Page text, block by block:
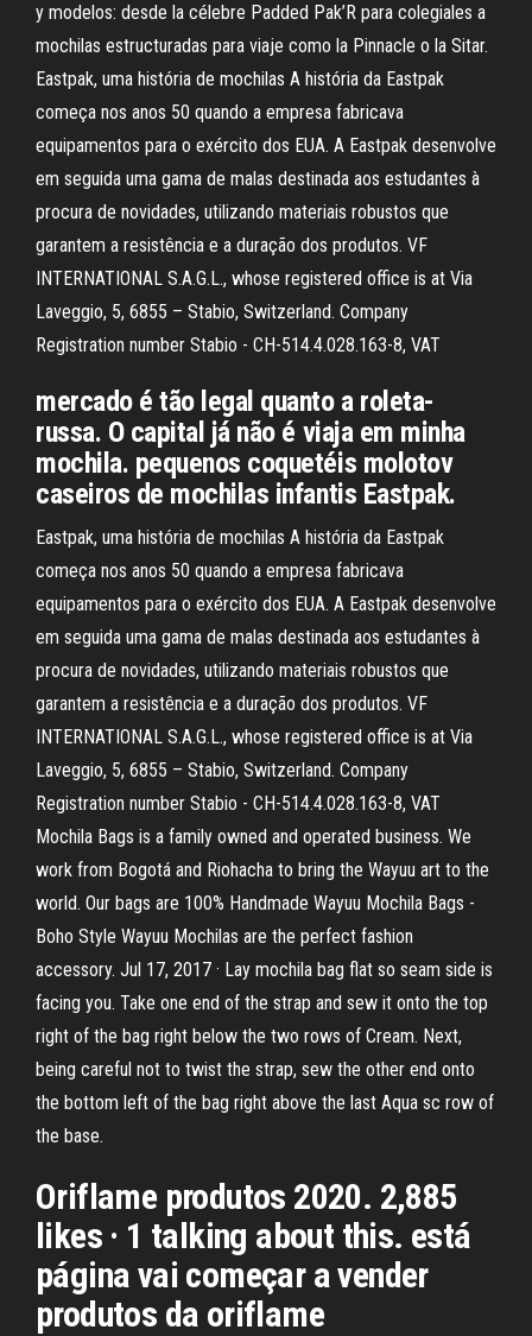
y modelos: desde la célebre Padded Pak’R para colegiales a
mochilas estructuradas para viaje como la Pinnacle o la Sitar.
Eastpak, uma história de mochilas A história da Eastpak
começa nos anos 50 quando a empresa fabricava
equipamentos para o exército dos EUA. A Eastpak desenvolve
em seguida uma gama de malas destinada aos estudantes à
procura de novidades, utilizando materiais robustos que
garantem a resistência e a duração dos produtos. VF
INTERNATIONAL S.A.G.L., whose registered office is at Via
Laveggio, 5, 6855 – Stabio, Switzerland. Company
Registration number Stabio - CH-514.4.028.163-8, VAT
mercado é tão legal quanto a roleta-
russa. O capital já não é viaja em minha
mochila. pequenos coquetéis molotov
caseiros de mochilas infantis Eastpak.
Eastpak, uma história de mochilas A história da Eastpak
começa nos anos 50 quando a empresa fabricava
equipamentos para o exército dos EUA. A Eastpak desenvolve
em seguida uma gama de malas destinada aos estudantes à
procura de novidades, utilizando materiais robustos que
garantem a resistência e a duração dos produtos. VF
INTERNATIONAL S.A.G.L., whose registered office is at Via
Laveggio, 5, 6855 – Stabio, Switzerland. Company
Registration number Stabio - CH-514.4.028.163-8, VAT
Mochila Bags is a family owned and operated business. We
work from Bogotá and Riohacha to bring the Wayuu art to the
world. Our bags are 100% Handmade Wayuu Mochila Bags -
Boho Style Wayuu Mochilas are the perfect fashion
accessory. Jul 17, 2017 · Lay mochila bag flat so seam side is
facing you. Take one end of the strap and sew it onto the top
right of the bag right below the two rows of Cream. Next,
being careful not to twist the strap, sew the other end onto
the bottom left of the bag right above the last Aqua sc row of
the base.
Oriflame produtos 2020. 2,885
likes · 1 talking about this. está
página vai começar a vender
produtos da oriflame